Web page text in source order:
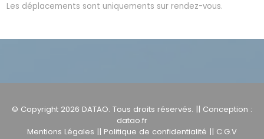
Les déplacements sont uniquements sur rendez-vous.
© Copyright 2026 DATAO. Tous droits réservés. || Conception :
datao.fr
Mentions Légales || Politique de confidentialité || C.G.V